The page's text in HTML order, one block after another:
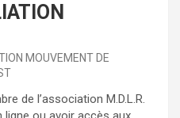
MOUVEMENT DE
de l’association M.D.L.R.